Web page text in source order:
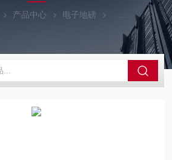
产品中心 电子地磅 120吨地磅